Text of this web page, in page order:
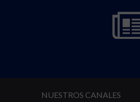
NUESTROS CANALES